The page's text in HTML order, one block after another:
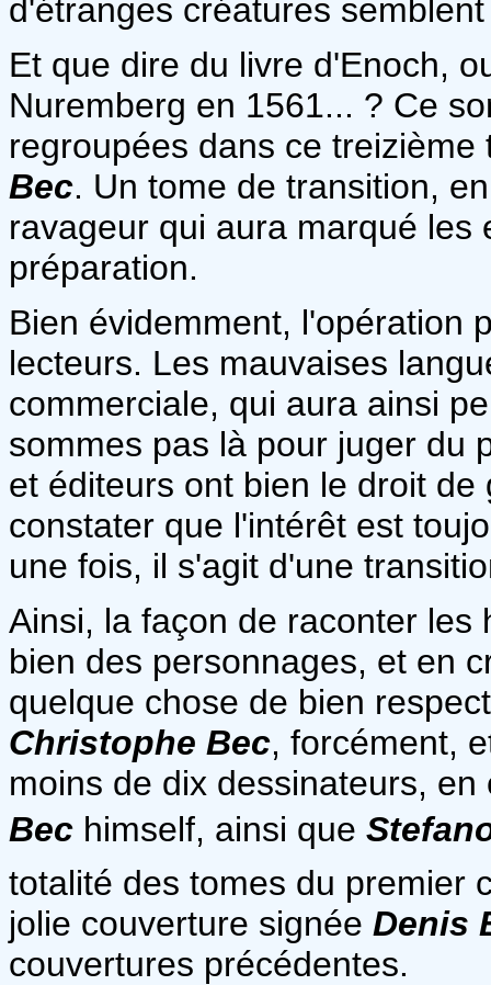
d'étranges créatures
Et que dire du livre d'Enoch,
Nuremberg en 1561... ? Ce
regroupées dans ce
Bec. Un tome de transition,
ravageur qui aura marqué
préparation.
Bien évidemment, l'opération
lecteurs. Les mauvaises
commerciale, qui aura ainsi
sommes pas là pour juger du
et éditeurs ont bien le droit
constater que l'intérêt est
une fois, il s'agit d'une
Ainsi, la façon de raconter les
bien des personnages, et en
quelque chose de bien
Christophe Bec, forcément,
moins de dix dessinateurs,
Bec himself, ainsi que
totalité des tomes du premier
jolie couverture signée Denis
couvertures précédentes.